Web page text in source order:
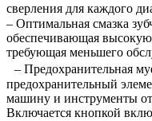
сверления для каждого
– Оптимальная смазка
обеспечивающая высокую
требующая меньшего
– Предохранительная
предохранительный
машину и инструменты
Включается кнопкой